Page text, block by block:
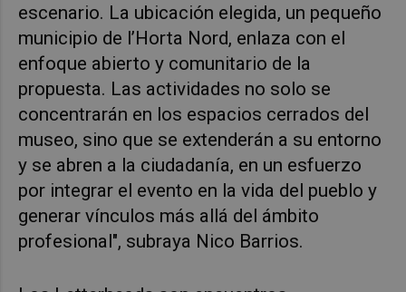
escenario. La ubicación elegida, un pequeño
municipio de l’Horta Nord, enlaza con el
enfoque abierto y comunitario de la
propuesta. Las actividades no solo se
concentrarán en los espacios cerrados del
museo, sino que se extenderán a su entorno
y se abren a la ciudadanía, en un esfuerzo
por integrar el evento en la vida del pueblo y
generar vínculos más allá del ámbito
profesional", subraya Nico Barrios.